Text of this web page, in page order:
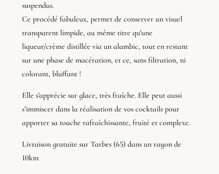
suspendus.
Ce procédé fabuleux, permet de conserver un visuel
transparent limpide, au même titre qu’une
liqueur/crème distillée via un alambic, tout en restant
sur une phase de macération, et ce, sans filtration, ni
colorant, bluffant !
Elle s’apprécie sur glace, très fraîche. Elle peut aussi
s’immiscer dans la réalisation de vos cocktails pour
apporter sa touche rafraîchissante, fruité et complexe.
Livraison gratuite sur Tarbes (65) dans un rayon de
10km